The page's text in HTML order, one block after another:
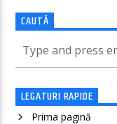
CAUTĂ
LEGATURI RAPIDE
Prima pagină